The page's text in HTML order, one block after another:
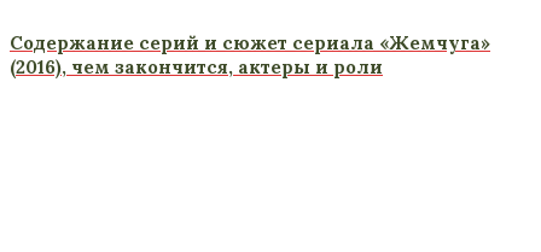
Содержание серий и сюжет сериала «Жемчуга»
(2016), чем закончится, актеры и роли